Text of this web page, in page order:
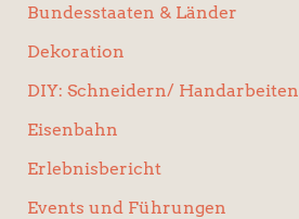
Bundesstaaten & Länder
Dekoration
DIY: Schneidern/ Handarbeiten
Eisenbahn
Erlebnisbericht
Events und Führungen